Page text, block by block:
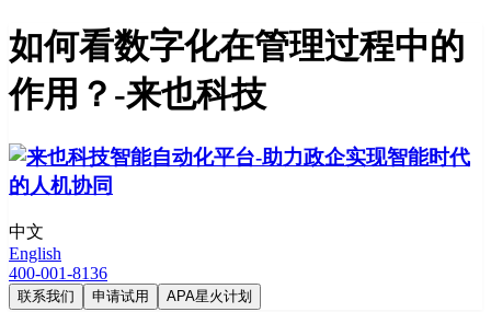
如何看数字化在管理过程中的
作用？-来也科技
中文
English
400-001-8136
联系我们 申请试用 APA星火计划